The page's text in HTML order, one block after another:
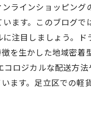
ラインショッピン
ます。このブログ
注目しましょう。
を生かした地域密
ロジカルな配送方
ます。足立区での